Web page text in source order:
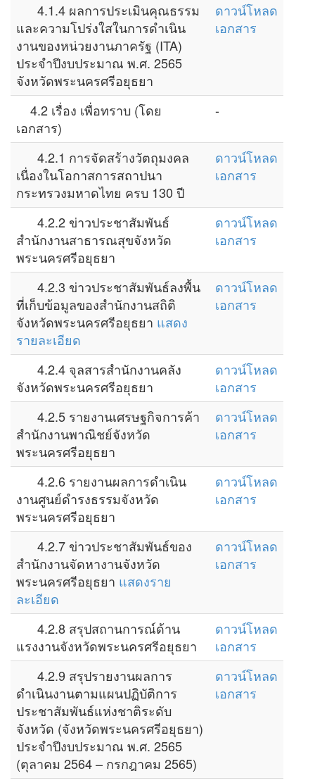
4.1.4 ผลการประเมินคุณธรรม
และความโปร่งใสในการดำเนิน
งานของหน่วยงานภาครัฐ (ITA)
ประจำปีงบประมาณ พ.ศ. 2565
จังหวัดพระนครศรีอยุธยา
ดาวน์โหลด
เอกสาร
4.2 เรื่อง เพื่อทราบ (โดย
เอกสาร)
-
4.2.1 การจัดสร้างวัตถุมงคล
เนื่องในโอกาสการสถาปนา
กระทรวงมหาดไทย ครบ 130 ปี
ดาวน์โหลด
เอกสาร
4.2.2 ข่าวประชาสัมพันธ์
สำนักงานสาธารณสุขจังหวัด
พระนครศรีอยุธยา
ดาวน์โหลด
เอกสาร
4.2.3 ข่าวประชาสัมพันธ์ลงพื้น
ที่เก็บข้อมูลของสำนักงานสถิติ
จังหวัดพระนครศรีอยุธยา แสดง
รายละเอียด
ดาวน์โหลด
เอกสาร
4.2.4 จุลสารสำนักงานคลัง
จังหวัดพระนครศรีอยุธยา
ดาวน์โหลด
เอกสาร
4.2.5 รายงานเศรษฐกิจการค้า
สำนักงานพาณิชย์จังหวัด
พระนครศรีอยุธยา
ดาวน์โหลด
เอกสาร
4.2.6 รายงานผลการดำเนิน
งานศูนย์ดำรงธรรมจังหวัด
พระนครศรีอยุธยา
ดาวน์โหลด
เอกสาร
4.2.7 ข่าวประชาสัมพันธ์ของ
สำนักงานจัดหางานจังหวัด
พระนครศรีอยุธยา แสดงราย
ละเอียด
ดาวน์โหลด
เอกสาร
4.2.8 สรุปสถานการณ์ด้าน
แรงงานจังหวัดพระนครศรีอยุธยา
ดาวน์โหลด
เอกสาร
4.2.9 สรุปรายงานผลการ
ดำเนินงานตามแผนปฏิบัติการ
ประชาสัมพันธ์แห่งชาติระดับ
จังหวัด (จังหวัดพระนครศรีอยุธยา)
ประจำปีงบประมาณ พ.ศ. 2565
(ตุลาคม 2564 – กรกฎาคม 2565)
ดาวน์โหลด
เอกสาร